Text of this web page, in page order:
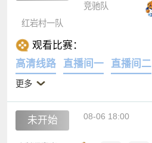
竞驰队
红岩村一队
观看比赛：
高清线路
直播间一 直播间二
更多
未开始 08-06 18:00